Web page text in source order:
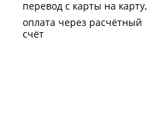
перевод с карты на карту
оплата через расчётный
счёт